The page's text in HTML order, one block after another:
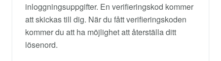
inloggningsuppgifter. En verifieringskod kommer
att skickas till dig. När du fått verifieringskoden
kommer du att ha möjlighet att återställa ditt
lösenord.